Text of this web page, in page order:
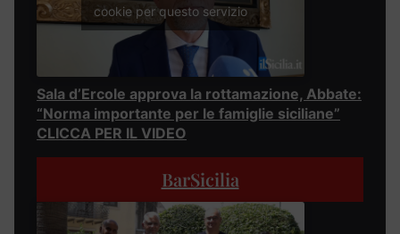
cookie per questo servizio
Sala d’Ercole approva la rottamazione, Abbate:
“Norma importante per le famiglie siciliane”
CLICCA PER IL VIDEO
BarSicilia